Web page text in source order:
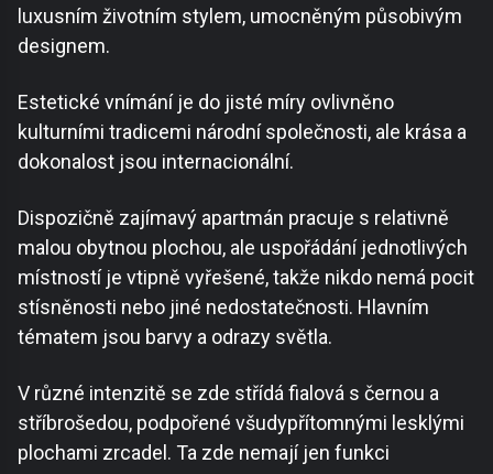
luxusním životním stylem, umocněným působivým
designem.
Estetické vnímání je do jisté míry ovlivněno
kulturními tradicemi národní společnosti, ale krása a
dokonalost jsou internacionální.
Dispozičně zajímavý apartmán pracuje s relativně
malou obytnou plochou, ale uspořádání jednotlivých
místností je vtipně vyřešené, takže nikdo nemá pocit
stísněnosti nebo jiné nedostatečnosti. Hlavním
tématem jsou barvy a odrazy světla.
V různé intenzitě se zde střídá fialová s černou a
stříbrošedou, podpořené všudypřítomnými lesklými
plochami zrcadel. Ta zde nemají jen funkci